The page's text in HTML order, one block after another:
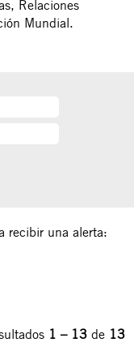
Relaciones
Mundial.
recibir una alerta:
1 – 13 de 13